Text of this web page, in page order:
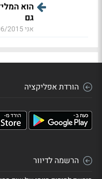
הוא
גם
אני21:31
הורדת אפליקציה
הרשמה לדיוור